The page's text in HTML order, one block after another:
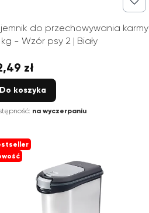
do przechowywania karmy
kg - Wzór psy 2 | Biały
zł
Do koszyka
na wyczerpaniu